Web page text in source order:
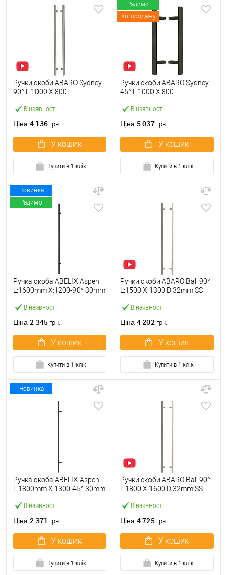
В наявності
Ручки скоби ABARO Sydney
90° L:1000 X:800
сталь (комплект)
Ціна 4 136 грн.
У кошик
Купити в 1 клік
Радимо
Хіт продажу
В наявності
Ручки скоби ABARO Sydney
45° L:1000 X:800
RAL 9005 (комплект)
Ціна 5 037 грн.
У кошик
Купити в 1 клік
Новинка
Радимо
В наявності
Ручка скоба ABELIX Aspen
L:1600mm X:1200-90° 30mm
Ціна 2 345 грн.
У кошик
Купити в 1 клік
В наявності
Ручки скоби ABARO Bali 90°
L:1500 X:1300 D:32mm SS
Ціна 4 202 грн.
У кошик
Купити в 1 клік
Новинка
В наявності
Ручка скоба ABELIX Aspen
L:1800mm X:1300-45° 30mm
(половинка)
Ціна 2 371 грн.
У кошик
Купити в 1 клік
В наявності
Ручки скоби ABARO Bali 90°
L:1800 X:1600 D:32mm SS
Ціна 4 725 грн.
У кошик
Купити в 1 клік